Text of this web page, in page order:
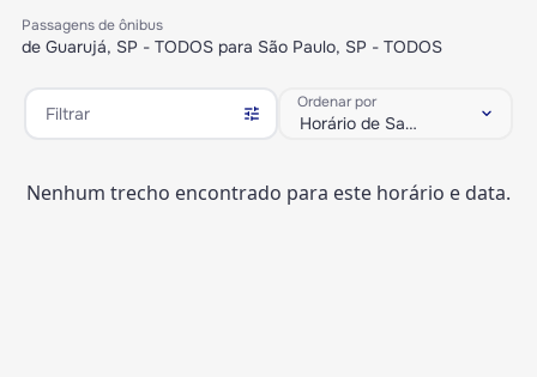
Passagens de ônibus
de Guarujá, SP - TODOS para São Paulo, SP - TODOS
Filtrar tune Ordenar por
Horário de Saída keyboard_arrow_down
Nenhum trecho encontrado para este horário e data.